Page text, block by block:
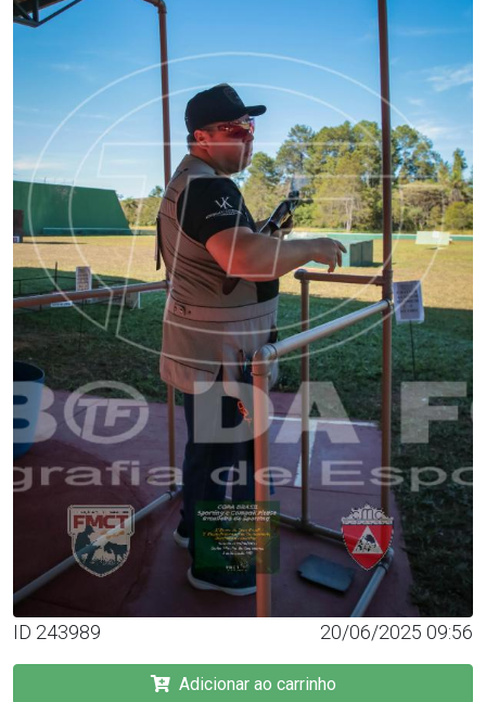
ID 243989 20/06/2025 09:56
Adicionar ao carrinho